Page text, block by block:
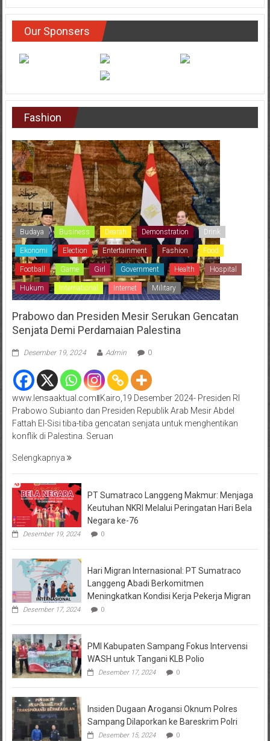
Our Sponsers
Fashion
Budaya Business Dearah Demonstration Drink
Ekonomi Election Entertainment Fashion Food
Football Game Girl Government Health Hospital
Hukum International Internet Military
Prabowo dan Presiden Mesir Serukan Gencatan
Senjata Demi Perdamaian Palestina
Desember 19, 2024 Admin 0
www.lensaaktual.comǁKairo,19 Desember 2024- Presiden RI
Prabowo Subianto dan Presiden Republik Arab Mesir Abdel
Fattah El-Sisi tiba-tiba gencatan senjata untuk menghentikan
konflik di Palestina. Seruan
Selengkapnya
PT Sumatraco Langgeng Makmur: Menjaga
Keutuhan NKRI Melalui Peringatan Hari Bela
Negara ke-76
Desember 19, 2024 0
Hari Migran Internasional: PT Sumatraco
Langgeng Abadi Berkomitmen
Meningkatkan Kondisi Kerja Pekerja Migran
Desember 17, 2024 0
PMI Kabupaten Sampang Fokus Intervensi
WASH untuk Tangani KLB Polio
Desember 17, 2024 0
Insiden Dugaan Arogansi Oknum Polres
Sampang Dilaporkan ke Bareskrim Polri
Desember 15, 2024 0